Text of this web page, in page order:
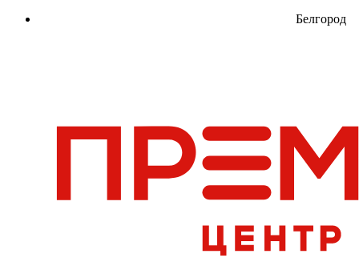
Белгород